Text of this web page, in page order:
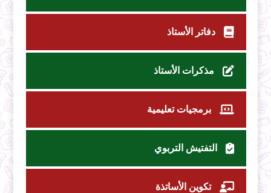
دفاتر الأستاذ
مذكرات الأستاذ
برمجيات تعليمية
التفتيش التربوي
تكوين الأساتذة